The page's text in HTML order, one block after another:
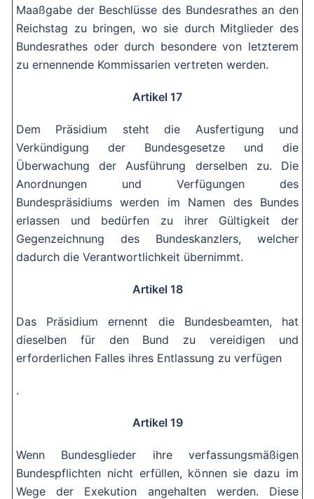
Maaßgabe der Beschlüsse des Bundesrathes an den
Reichstag zu bringen, wo sie durch Mitglieder des
Bundesrathes oder durch besondere von letzterem
zu ernennende Kommissarien vertreten werden.
Artikel 17
Dem Präsidium steht die Ausfertigung und
Verkündigung der Bundesgesetze und die
Überwachung der Ausführung derselben zu. Die
Anordnungen und Verfügungen des
Bundespräsidiums werden im Namen des Bundes
erlassen und bedürfen zu ihrer Gültigkeit der
Gegenzeichnung des Bundeskanzlers, welcher
dadurch die Verantwortlichkeit übernimmt.
Artikel 18
Das Präsidium ernennt die Bundesbeamten, hat
dieselben für den Bund zu vereidigen und
erforderlichen Falles ihres Entlassung zu verfügen
.
Artikel 19
Wenn Bundesglieder ihre verfassungsmäßigen
Bundespflichten nicht erfüllen, können sie dazu im
Wege der Exekution angehalten werden. Diese